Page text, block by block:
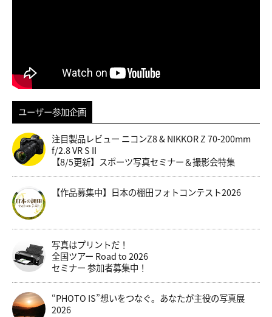
ユーザー参加企画
注目製品レビュー ニコンZ8 & NIKKOR Z 70-200mm
f/2.8 VR S II
【8/5更新】スポーツ写真セミナー＆撮影会特集
【作品募集中】日本の棚田フォトコンテスト2026
写真はプリントだ！
全国ツアー Road to 2026
セミナー 参加者募集中！
“PHOTO IS”想いをつなぐ。あなたが主役の写真展
2026